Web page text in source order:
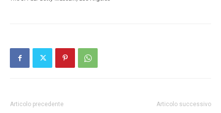
Articolo precedente Articolo successivo